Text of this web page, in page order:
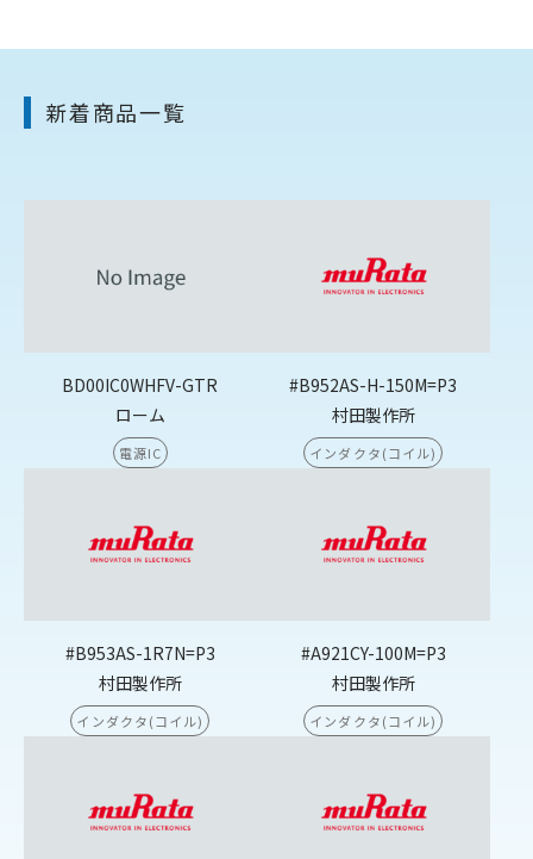
新着商品一覧
BD00IC0WHFV-GTR
ローム
電源IC
#B952AS-H-150M=P3
村田製作所
インダクタ(コイル)
#B953AS-1R7N=P3
村田製作所
インダクタ(コイル)
#A921CY-100M=P3
村田製作所
インダクタ(コイル)